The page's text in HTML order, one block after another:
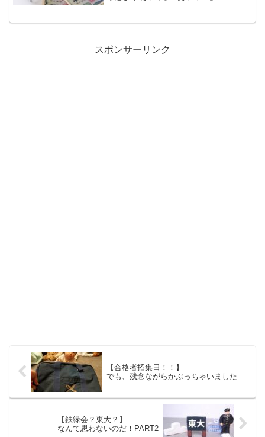
スポンサーリンク
【合格者招集日！！】
でも、残念ながらかぶっちゃいました
【鉄緑会？東大？】
なんて思わないのだ！PART2